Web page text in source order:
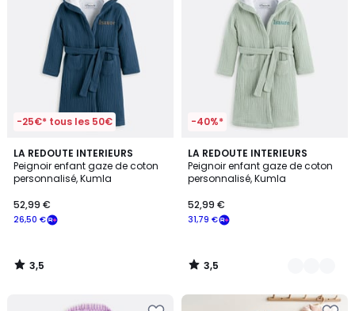
-25€* tous les 50€
LA REDOUTE INTERIEURS
Peignoir enfant gaze de coton
personnalisé, Kumla
26,50 €
52,99 €
3,5
/ 5
3,5
/
-40%*
LA REDOUTE INTERIEURS
Peignoir enfant gaze de coton
personnalisé, Kumla
31,79 €
52,99 €
3,5
/ 5
2
Couleurs
3,5
/